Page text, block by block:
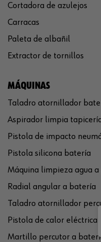
Cortadora de azulejos
Carracas
Paleta de albañil
Extractor de tornillos
MÁQUINAS
Taladro atornillador
Aspirador limpia
Pistola de impacto
Pistola silicona batería
Máquina limpieza agua a
Radial angular a batería
Taladro atornillador
Pistola de calor eléctrica
Martillo percutor a